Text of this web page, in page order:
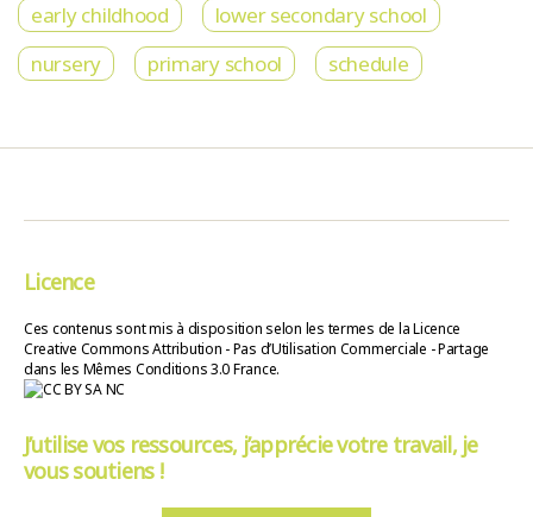
early childhood
lower secondary school
nursery
primary school schedule
Licence
Ces contenus sont mis à disposition selon les termes de la Licence
Creative Commons Attribution - Pas d’Utilisation Commerciale - Partage
dans les Mêmes Conditions 3.0 France.
J’utilise vos ressources, j’apprécie votre travail, je
vous soutiens !